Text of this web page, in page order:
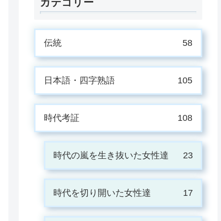
カテゴリー
伝統 58
日本語・四字熟語 105
時代考証 108
時代の嵐を生き抜いた女性達 23
時代を切り開いた女性達 17